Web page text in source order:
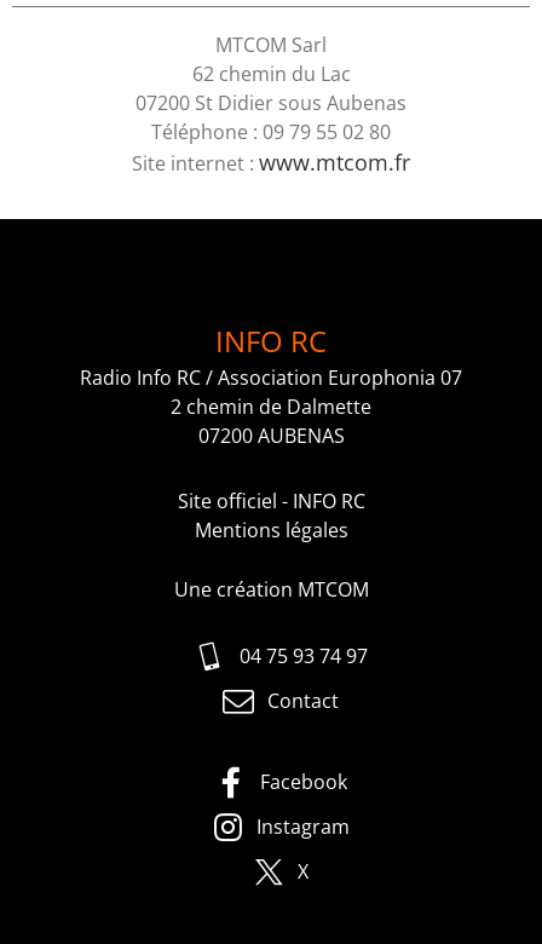
MTCOM Sarl
62 chemin du Lac
07200 St Didier sous Aubenas
Téléphone : 09 79 55 02 80
Site internet : www.mtcom.fr
INFO RC
Radio Info RC / Association Europhonia 07
2 chemin de Dalmette
07200 AUBENAS
Site officiel - INFO RC
Mentions légales
Une création MTCOM
04 75 93 74 97
Contact
Facebook
Instagram
X